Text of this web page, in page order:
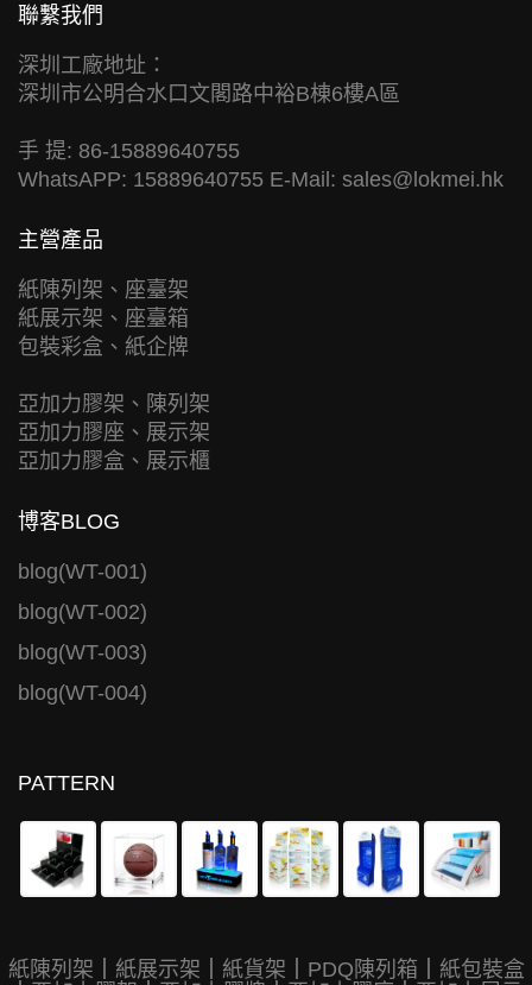
聯繫我們
深圳工廠地址：
深圳市公明合水口文閣路中裕B棟6樓A區
手 提: 86-15889640755
WhatsAPP: 15889640755 E-Mail: sales@lokmei.hk
主營產品
紙陳列架、座臺架
紙展示架、座臺箱
包裝彩盒、紙企牌
亞加力膠架、陳列架
亞加力膠座、展示架
亞加力膠盒、展示櫃
博客BLOG
blog(WT-001)
blog(WT-002)
blog(WT-003)
blog(WT-004)
PATTERN
紙陳列架 紙展示架 紙貨架 PDQ陳列箱
紙包裝盒